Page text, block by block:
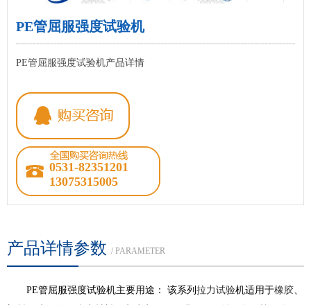
PE管屈服强度试验机
PE管屈服强度试验机产品详情
0531-82351201
13075315005
产品详情参数 / PARAMETER
PE管屈服强度试验机主要用途： 该系列 拉力试验机适用于橡胶